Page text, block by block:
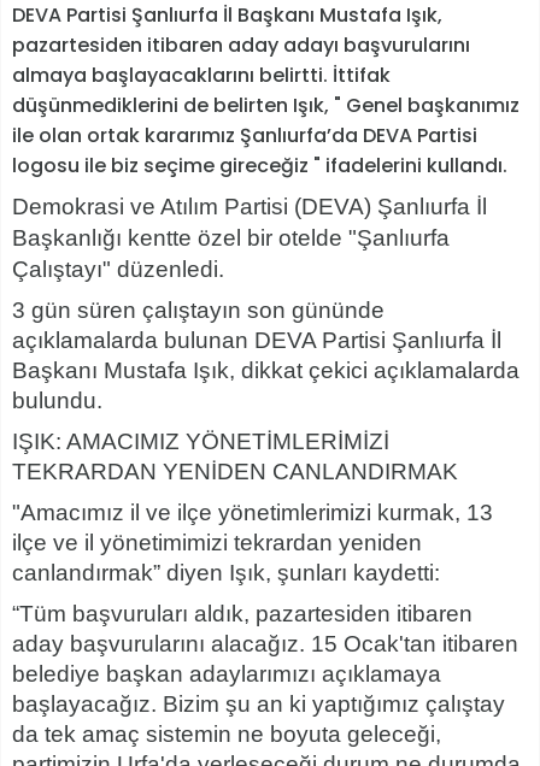
DEVA Partisi Şanlıurfa İl Başkanı Mustafa Işık,
pazartesiden itibaren aday adayı başvurularını
almaya başlayacaklarını belirtti. İttifak
düşünmediklerini de belirten Işık, " Genel başkanımız
ile olan ortak kararımız Şanlıurfa’da DEVA Partisi
logosu ile biz seçime gireceğiz " ifadelerini kullandı.
Demokrasi ve Atılım Partisi (DEVA) Şanlıurfa İl
Başkanlığı kentte özel bir otelde "Şanlıurfa
Çalıştayı" düzenledi.
3 gün süren çalıştayın son gününde
açıklamalarda bulunan DEVA Partisi Şanlıurfa İl
Başkanı Mustafa Işık, dikkat çekici açıklamalarda
bulundu.
IŞIK: AMACIMIZ YÖNETİMLERİMİZİ
TEKRARDAN YENİDEN CANLANDIRMAK
"Amacımız il ve ilçe yönetimlerimizi kurmak, 13
ilçe ve il yönetimimizi tekrardan yeniden
canlandırmak” diyen Işık, şunları kaydetti:
“Tüm başvuruları aldık, pazartesiden itibaren
aday başvurularını alacağız. 15 Ocak'tan itibaren
belediye başkan adaylarımızı açıklamaya
başlayacağız. Bizim şu an ki yaptığımız çalıştay
da tek amaç sistemin ne boyuta geleceği,